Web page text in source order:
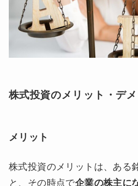
株式投資のメリット・デ
メリット
株式投資のメリットは、ある
と、その時点で企業の株主に